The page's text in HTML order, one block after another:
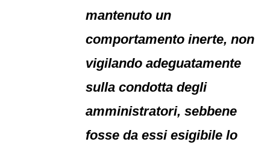
mantenuto un
comportamento inerte, non
vigilando adeguatamente
sulla condotta degli
amministratori, sebbene
fosse da essi esigibile lo